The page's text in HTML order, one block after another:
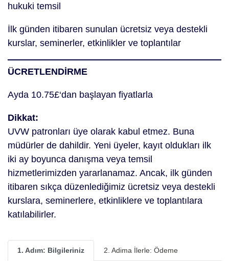
hukuki temsil
İlk günden itibaren sunulan ücretsiz veya destekli
kurslar, seminerler, etkinlikler ve toplantılar
ÜCRETLENDİRME
Ayda 10.75£‘dan başlayan fiyatlarla
Dikkat:
UVW patronları üye olarak kabul etmez. Buna
müdürler de dahildir. Yeni üyeler, kayıt oldukları ilk
iki ay boyunca danışma veya temsil
hizmetlerimizden yararlanamaz. Ancak, ilk günden
itibaren sıkça düzenlediğimiz ücretsiz veya destekli
kurslara, seminerlere, etkinliklere ve toplantılara
katılabilirler.
1. Adım: Bilgileriniz 2. Adima İlerle: Ödeme